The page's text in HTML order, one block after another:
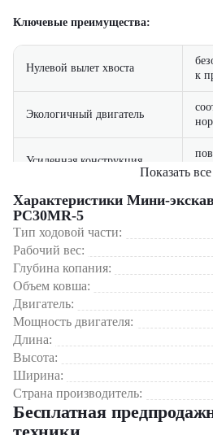
Ключевые преимущества:
Нулевой вылет хвоста
к
Экологичный двигатель
Усиленная конструкция
Комфортная кабина
Интеллектуальная
гидравлика
Сферы применения:
Городское строительство
Коммунальное хозяйство (ремонт
коммуникаций)
Ландшафтные работы (озеленение,
площадках)
Komatsu PC30MR-5 – японское
Показать все
Характеристики Мини-
PC30MR-5
Тип ходовой части:
Рабочий вес:
Глубина копания:
Объем ковша:
Двигатель:
Мощность двигателя:
Длина:
Высота:
Ширина:
Страна производитель:
Бесплатная